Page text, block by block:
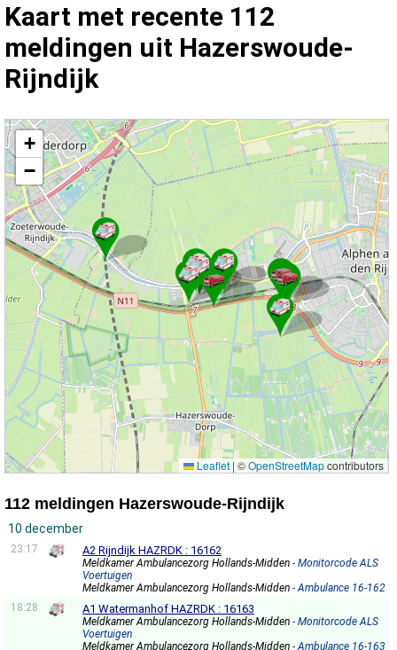
Kaart met recente 112
meldingen uit Hazerswoude-
Rijndijk
Kaart Hazerswoude-Rijndijk met de meest recente 112 meldingen.
+
−
Leaflet | ©OpenStreetMapcontributors
112 meldingen Hazerswoude-Rijndijk
10 december
23:17 A2 Rijndijk HAZRDK : 16162
Meldkamer Ambulancezorg Hollands-Midden - Monitorcode ALS
Voertuigen
Meldkamer Ambulancezorg Hollands-Midden - Ambulance 16-162
18:28
A1 Watermanhof HAZRDK : 16163
Meldkamer Ambulancezorg Hollands-Midden - Monitorcode ALS
Voertuigen
Meldkamer Ambulancezorg Hollands-Midden - Ambulance 16-163